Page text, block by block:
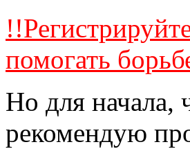
помогать
Но для начала,
рекомендую